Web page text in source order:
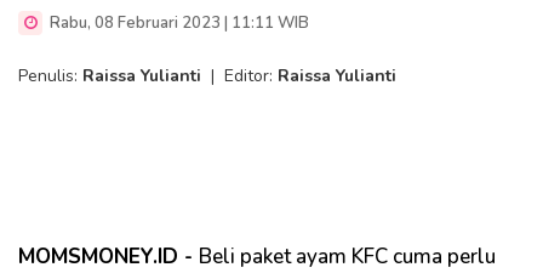
Rabu, 08 Februari 2023 | 11:11 WIB
Penulis: Raissa Yulianti | Editor: Raissa Yulianti
MOMSMONEY.ID - Beli paket ayam KFC cuma perlu